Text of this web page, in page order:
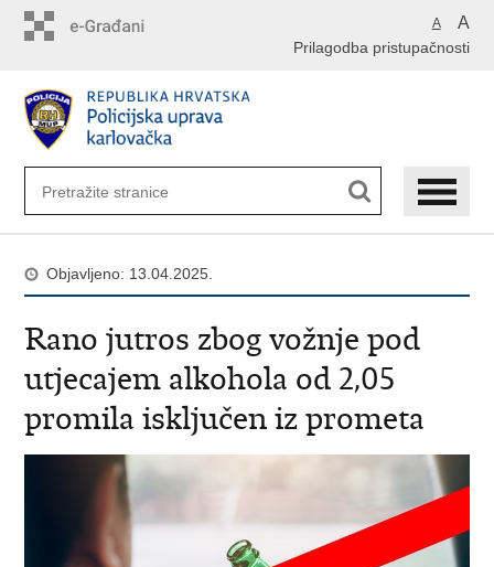
A A
Prilagodba pristupačnosti
Objavljeno: 13.04.2025.
Rano jutros zbog vožnje pod
utjecajem alkohola od 2,05
promila isključen iz prometa